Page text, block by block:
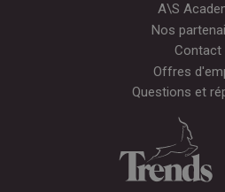
A\S
Nos
Contact
Offres
Questions et